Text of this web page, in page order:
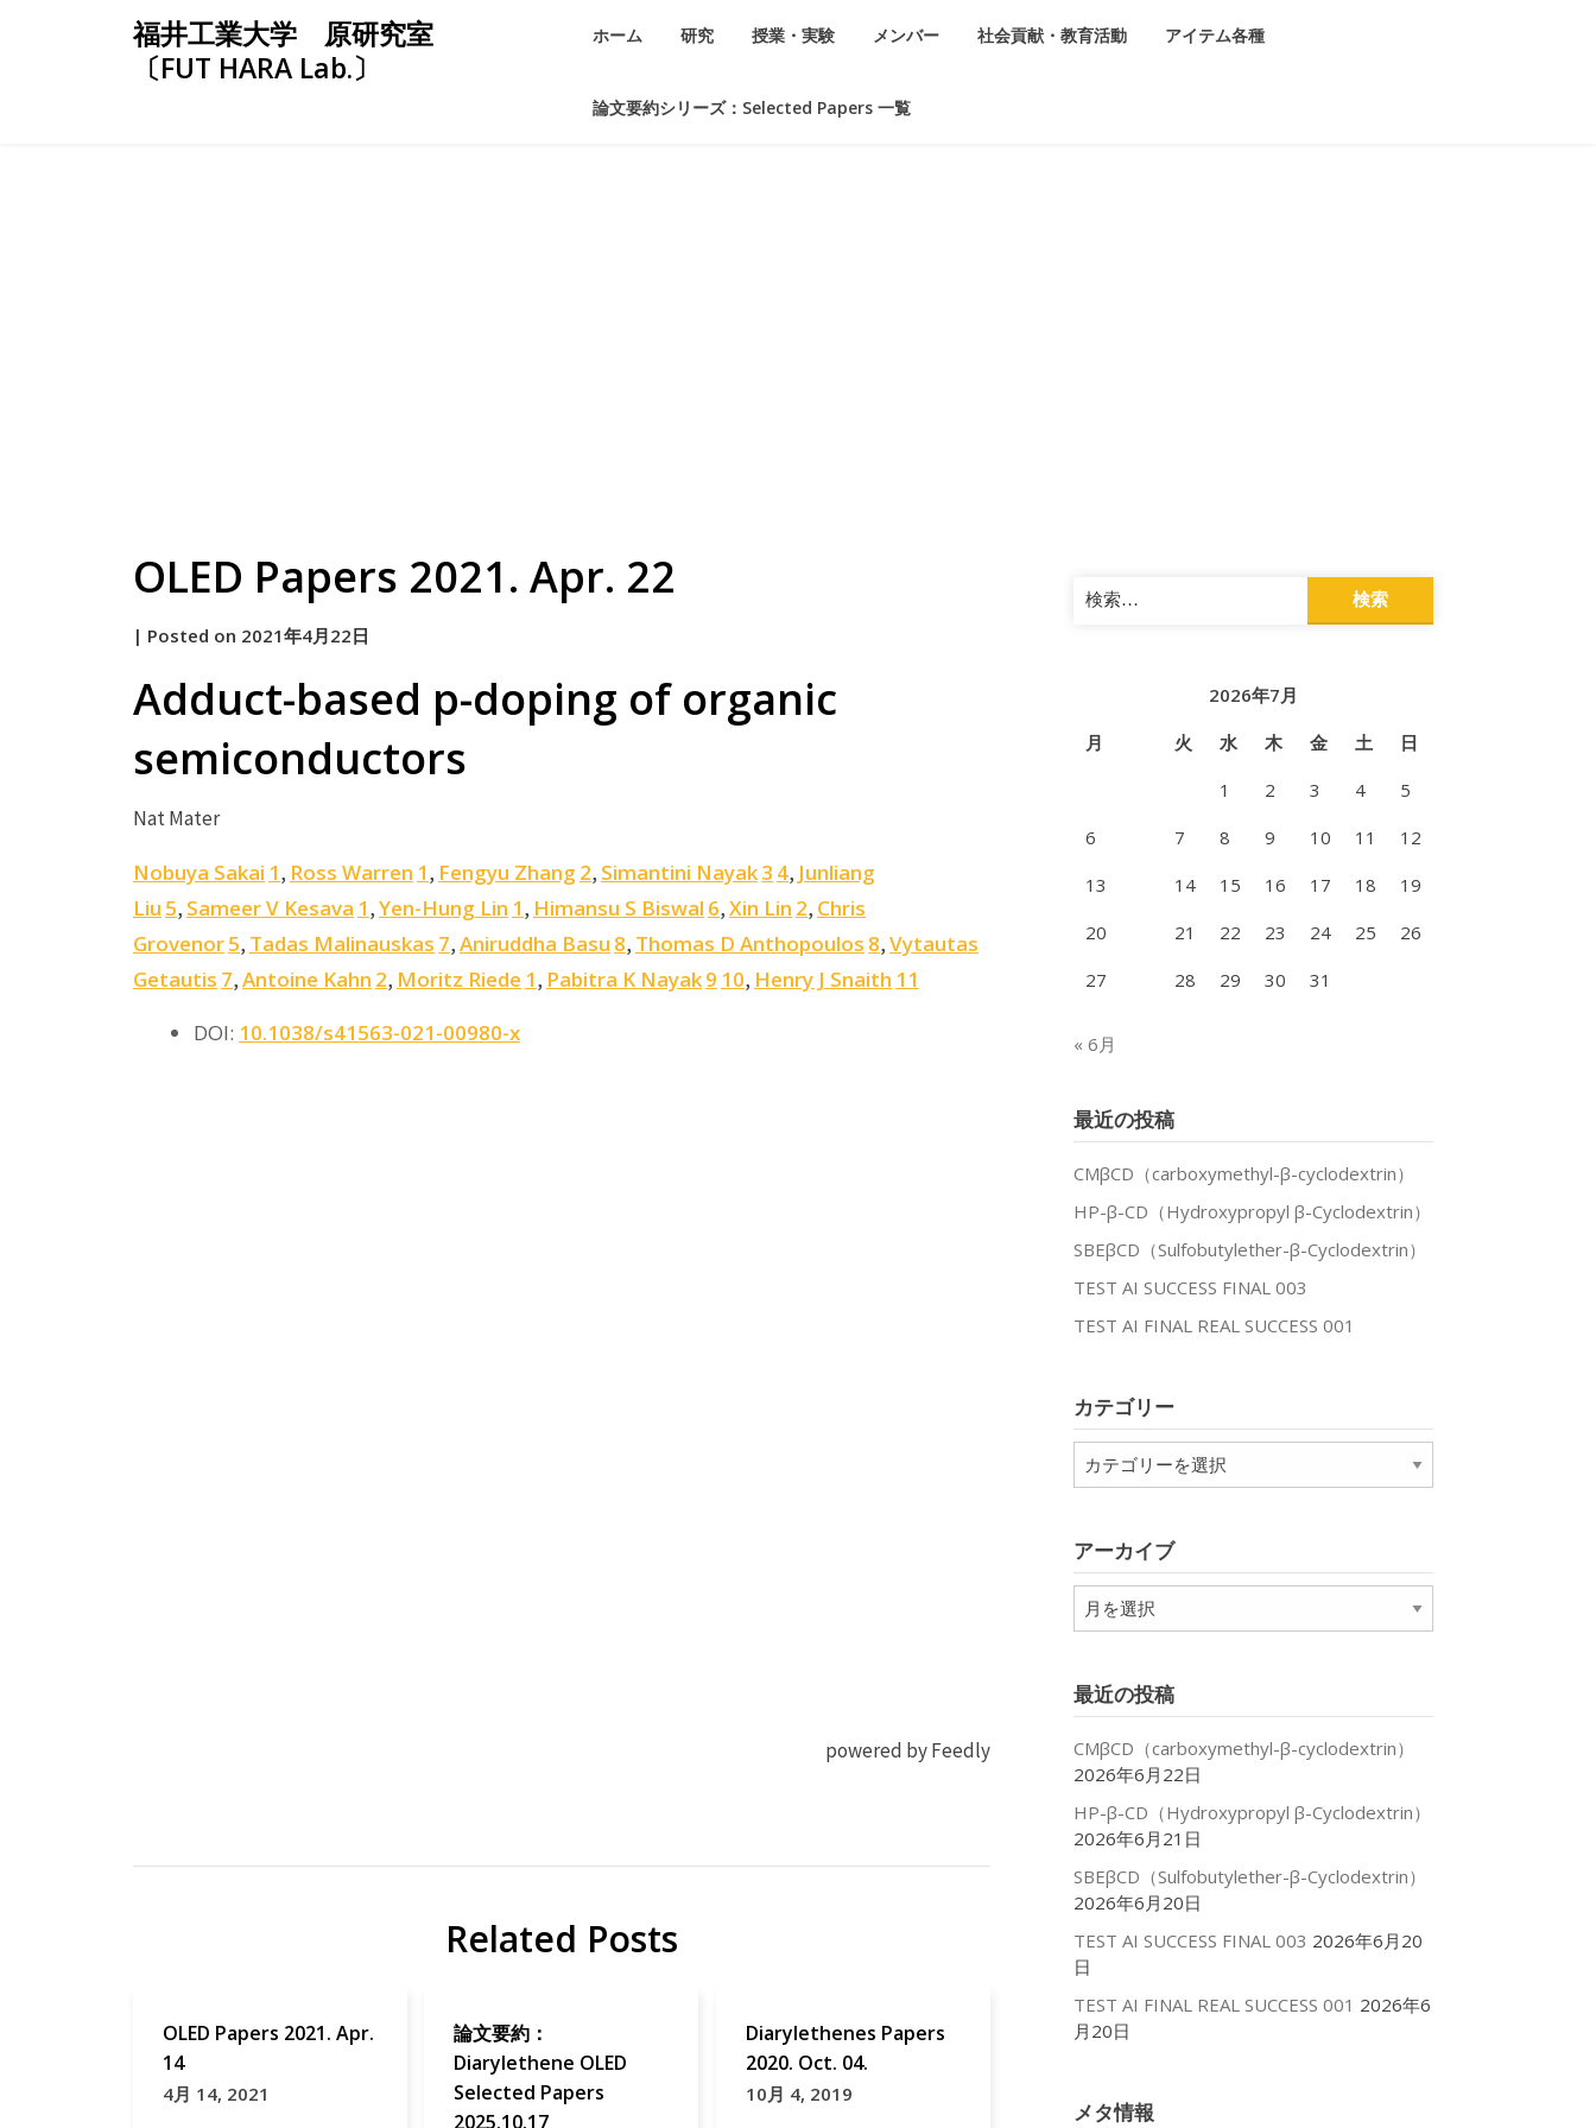
福井工業大学 原研究室
〔FUT HARA Lab.〕
ホーム 研究 授業・実験 メンバー 社会貢献・教育活動 アイテム各種
論文要約シリーズ：Selected Papers 一覧
OLED Papers 2021. Apr. 22
by
| Posted on 2021年4月22日
Adduct-based p-doping of organic
semiconductors
Nat Mater
Nobuya Sakai 1, Ross Warren 1, Fengyu Zhang 2, Simantini Nayak3 4, Junliang
Liu 5, Sameer V Kesava 1,Yen-Hung Lin 1, Himansu S Biswal 6,Xin Lin 2, Chris
Grovenor5, Tadas Malinauskas 7,Aniruddha Basu 8, Thomas D Anthopoulos 8,Vytautas
Getautis 7,Antoine Kahn 2, Moritz Riede 1, Pabitra K Nayak9 10, Henry J Snaith 11
DOI: 10.1038/s41563-021-00980-x
powered by Feedly
Related Posts
OLED Papers 2021. Apr.
14
4月 14, 2021
論文要約：
Diarylethene OLED
Selected Papers
2025.10.17
Diarylethenes Papers
2020. Oct. 04.
10月 4, 2019
検
索:
2026年7月
月
火 水 木 金 土
日
1
2 3 4
5
6
7 8 9 10 11
12
13
14 15 16 17 18
19
20
21 22 23 24 25
26
27
28 29 30 31
« 6月
最近の投稿
CMβCD（carboxymethyl-β-cyclodextrin）
HP-β-CD（Hydroxypropyl β-Cyclodextrin）
SBEβCD（Sulfobutylether-β-Cyclodextrin）
TEST AI SUCCESS FINAL 003
TEST AI FINAL REAL SUCCESS 001
カテゴリー
テ
ー
アーカイブ
ア
ー
ブ
最近の投稿
CMβCD（carboxymethyl-β-cyclodextrin）
2026年6月22日
HP-β-CD（Hydroxypropyl β-Cyclodextrin）
2026年6月21日
SBEβCD（Sulfobutylether-β-Cyclodextrin）
2026年6月20日
TEST AI SUCCESS FINAL 003 2026年6月20
日
TEST AI FINAL REAL SUCCESS 001 2026年6
月20日
メタ情報